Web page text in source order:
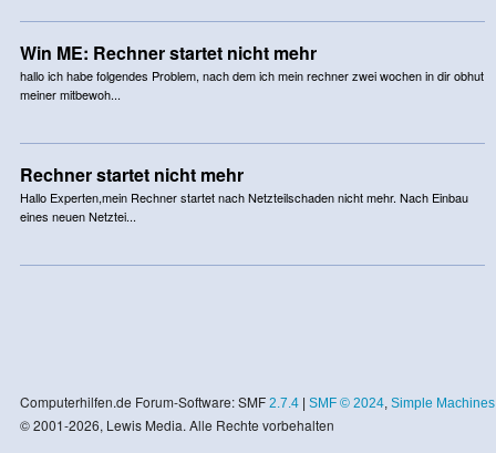
Win ME: Rechner startet nicht mehr
hallo ich habe folgendes Problem, nach dem ich mein rechner zwei wochen in dir obhut
meiner mitbewoh...
Rechner startet nicht mehr
Hallo Experten,mein Rechner startet nach Netzteilschaden nicht mehr. Nach Einbau
eines neuen Netztei...
Computerhilfen.de Forum-Software: SMF 2.7.4| SMF © 2024, Simple Machines
© 2001-2026, Lewis Media. Alle Rechte vorbehalten